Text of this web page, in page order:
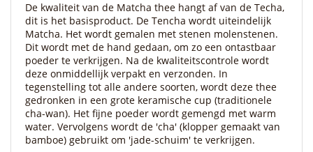
De kwaliteit van de Matcha thee hangt af van de Techa,
dit is het basisproduct. De Tencha wordt uiteindelijk
Matcha. Het wordt gemalen met stenen molenstenen.
Dit wordt met de hand gedaan, om zo een ​​ontastbaar
poeder te verkrijgen. Na de kwaliteitscontrole wordt
deze onmiddellijk verpakt en verzonden. In
tegenstelling tot alle andere soorten, wordt deze thee
gedronken in een grote keramische cup (traditionele
cha-wan). Het fijne poeder wordt gemengd met warm
water. Vervolgens wordt de 'cha' (klopper gemaakt van
bamboe) gebruikt om 'jade-schuim' te verkrijgen.